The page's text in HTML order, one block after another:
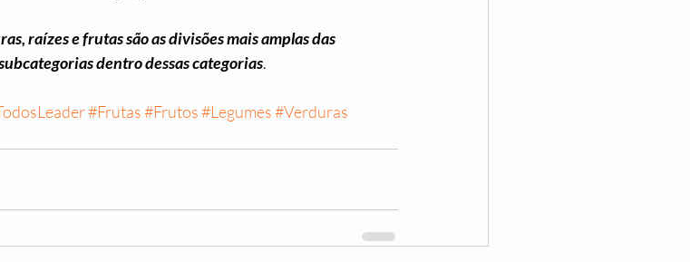
raízes e frutas são as divisões mais amplas das
dentro dessas categorias.
#Frutas#Frutos#Legumes#Verduras